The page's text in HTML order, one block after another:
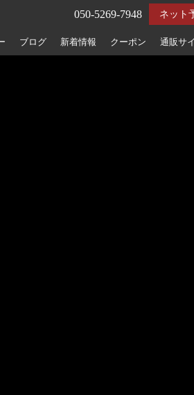
ネット
050-5269-7948
ブログ 新着情報 クーポン 通販サ